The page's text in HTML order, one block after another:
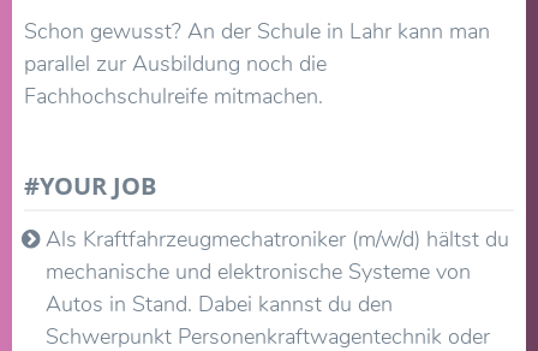
Schon gewusst? An der Schule in Lahr kann man
parallel zur Ausbildung noch die
Fachhochschulreife mitmachen.
#YOUR JOB
Als Kraftfahrzeugmechatroniker (m/w/d) hältst du
mechanische und elektronische Systeme von
Autos in Stand. Dabei kannst du den
Schwerpunkt Personenkraftwagentechnik oder